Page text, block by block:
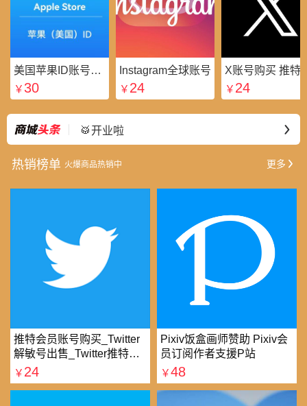
美国苹果ID账号_美区Apple ID账号_外国苹果ID账号购买批发平台
￥ 30
Instagram全球账号
￥ 24
￥ 24
最新 ⭐好礼不断
🥁开业啦
热销榜单 火爆商品热销中 更多
推特会员账号购买_Twitter
解敏号出售_Twitter推特账
号购买批发平台
￥ 24
Pixiv饭盒画师赞助 Pixiv会
员订阅作者支援P站
￥48